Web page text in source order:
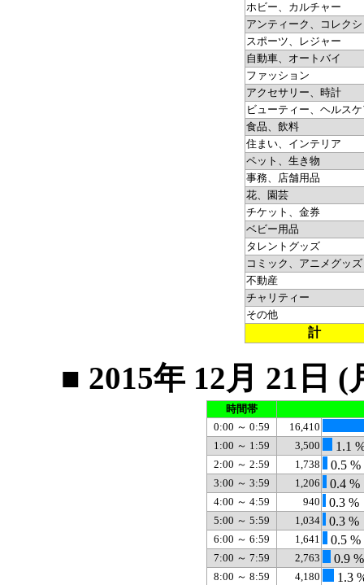
ホビー、カルチャー
アンティーク、コレク
スポーツ、レジャー
自動車、オートバイ
ファッション
アクセサリー、時計
ビューティー、ヘルス
食品、飲料
住まい、インテリア
ペット、生き物
事務、店舗用品
花、園芸
チケット、金券
ベビー用品
タレントグッズ
コミック、アニメグッズ
不動産
チャリティー
その他
計
■ 2015年 12月 21日
時間帯
0:00 ～ 0:59
16,410
1:00 ～ 1:59
3,500 1.1
2:00 ～ 2:59 1,738 0.5 %
3:00 ～ 3:59 1,206 0.4 %
4:00 ～ 4:59 940 0.3 %
5:00 ～ 5:59 1,034 0.3 %
6:00 ～ 6:59 1,641 0.5 %
7:00 ～ 7:59 2,763 0.9 %
8:00 ～ 8:59 4,180 1.3